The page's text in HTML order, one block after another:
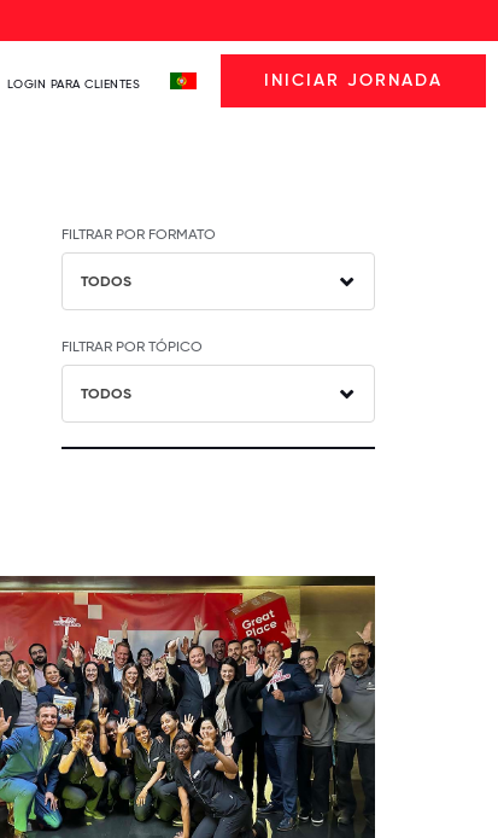
LOGIN PARA CLIENTES INICIAR JORNADA
FILTRAR POR FORMATO
TODOS
FILTRAR POR TÓPICO
TODOS